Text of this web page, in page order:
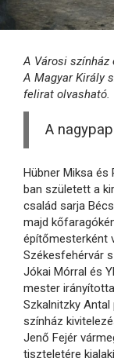
A Városi színház
A Magyar Király
felirat olvasható.
A
Hübner Miksa és
ban született a
család sarja
majd
építőmesterként
Székesfehérvár
Jókai Mórral és
mester
Szkalnitzky
színház
Jenő Fejér
tiszteletére